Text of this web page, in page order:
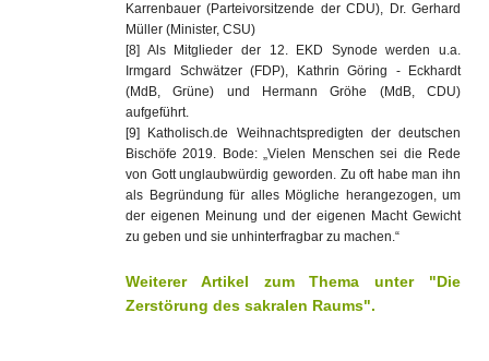
Karrenbauer (Parteivorsitzende der CDU), Dr. Gerhard
Müller (Minister, CSU)
[8] Als Mitglieder der 12. EKD Synode werden u.a.
Irmgard Schwätzer (FDP), Kathrin Göring - Eckhardt
(MdB, Grüne) und Hermann Gröhe (MdB, CDU)
aufgeführt.
[9] Katholisch.de Weihnachtspredigten der deutschen
Bischöfe 2019. Bode: „Vielen Menschen sei die Rede
von Gott unglaubwürdig geworden. Zu oft habe man ihn
als Begründung für alles Mögliche herangezogen, um
der eigenen Meinung und der eigenen Macht Gewicht
zu geben und sie unhinterfragbar zu machen.“
Weiterer Artikel zum Thema unter "Die
Zerstörung des sakralen Raums".